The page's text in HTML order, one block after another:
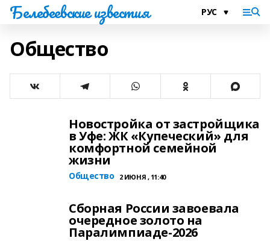
Белебеевские известия
Общество
Новостройка от застройщика
в Уфе: ЖК «Купеческий» для
комфортной семейной
жизни
Общество 2 ИЮНЯ , 11:40
Сборная России завоевала
очередное золото на
Паралимпиаде-2026